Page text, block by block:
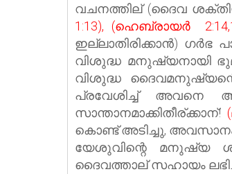
വചനത്തില് (ദൈവ
1:13), (ഹെബ്രായർ
ഇല്ലാതിരിക്കാന്‍)
വിശുദ്ധ മനുഷ്യനായി
വിശുദ്ധ
പ്രവേശിച്ച്‌ അവനെ
സാന്താനമാക്കിതീര്ക്കാന്!
കൊണ്ട് അടിച്ചു, അവസാനം
യേശുവിന്റെ മനുഷ്യ
ദൈവത്താല് സഹായം